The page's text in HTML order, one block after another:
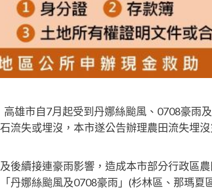
高雄市自7月起受到丹娜絲颱風、0708豪雨
流失或埋沒，本市遂公告辦理農田流失埋
後續接連豪雨影響，造成本市部分行政區
丹娜絲颱風及0708豪雨」(杉林區、那瑪夏